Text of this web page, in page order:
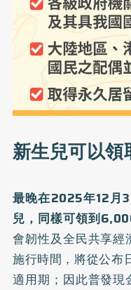
新生兒可以領
最晚在2025年12月
兒，同樣可領到
會韌性及全民共享
施行時間，將從公布
適用期；因此普發